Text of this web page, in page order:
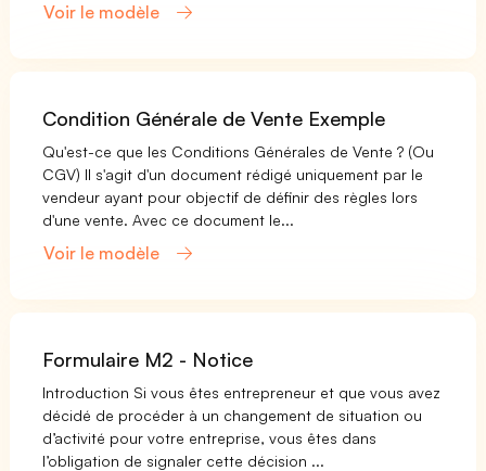
Voir le modèle
Condition Générale de Vente Exemple
Qu'est-ce que les Conditions Générales de Vente ? (Ou
CGV) Il s'agit d'un document rédigé uniquement par le
vendeur ayant pour objectif de définir des règles lors
d'une vente. Avec ce document le...
Voir le modèle
Formulaire M2 - Notice
Introduction Si vous êtes entrepreneur et que vous avez
décidé de procéder à un changement de situation ou
d’activité pour votre entreprise, vous êtes dans
l’obligation de signaler cette décision ...